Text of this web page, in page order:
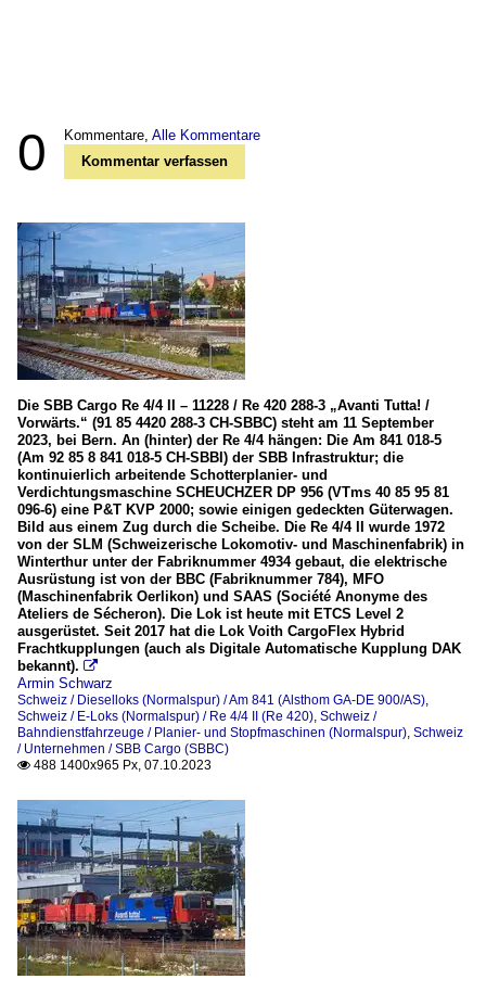
0 Kommentare, Alle Kommentare
Kommentar verfassen
Die SBB Cargo Re 4/4 II – 11228 / Re 420 288-3 „Avanti Tutta! /
Vorwärts.“ (91 85 4420 288-3 CH-SBBC) steht am 11 September
2023, bei Bern. An (hinter) der Re 4/4 hängen: Die Am 841 018-5
(Am 92 85 8 841 018-5 CH-SBBI) der SBB Infrastruktur; die
kontinuierlich arbeitende Schotterplanier- und
Verdichtungsmaschine SCHEUCHZER DP 956 (VTms 40 85 95 81
096-6) eine P&T KVP 2000; sowie einigen gedeckten Güterwagen.
Bild aus einem Zug durch die Scheibe. Die Re 4/4 II wurde 1972
von der SLM (Schweizerische Lokomotiv- und Maschinenfabrik) in
Winterthur unter der Fabriknummer 4934 gebaut, die elektrische
Ausrüstung ist von der BBC (Fabriknummer 784), MFO
(Maschinenfabrik Oerlikon) und SAAS (Société Anonyme des
Ateliers de Sécheron). Die Lok ist heute mit ETCS Level 2
ausgerüstet. Seit 2017 hat die Lok Voith CargoFlex Hybrid
Frachtkupplungen (auch als Digitale Automatische Kupplung DAK
bekannt). 
Armin Schwarz
Schweiz / Dieselloks (Normalspur) / Am 841 (Alsthom GA-DE 900/AS),
Schweiz / E-Loks (Normalspur) / Re 4/4 II (Re 420), Schweiz /
Bahndienstfahrzeuge / Planier- und Stopfmaschinen (Normalspur), Schweiz
/ Unternehmen / SBB Cargo (SBBC)
 488 1400x965 Px, 07.10.2023